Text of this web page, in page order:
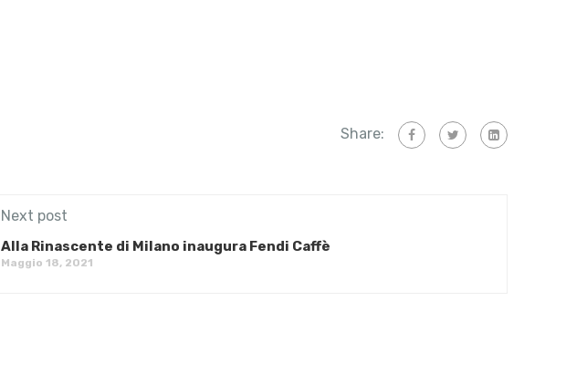
Share:
Next post
Alla Rinascente di Milano inaugura Fendi Caffè
Maggio 18, 2021